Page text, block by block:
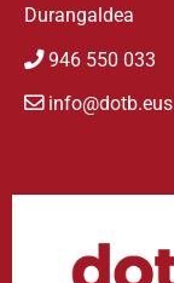
Durangaldea
946 550 033
info@dotb.eus